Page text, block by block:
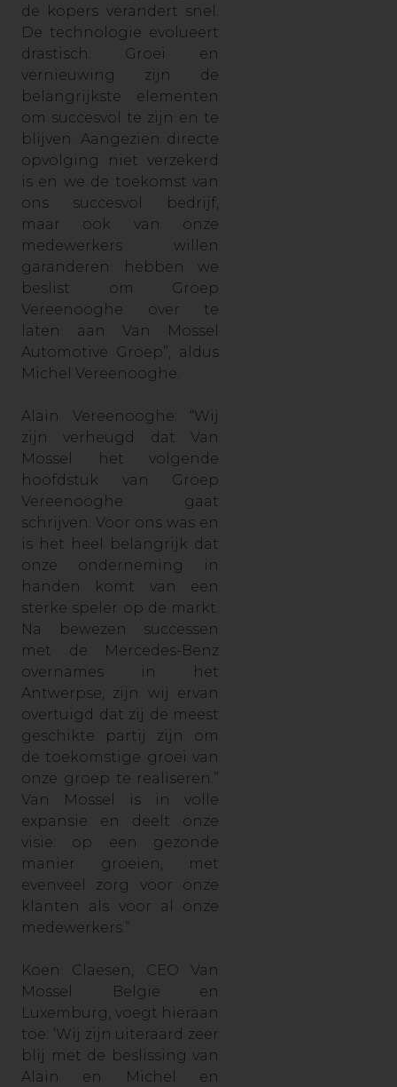
de kopers verandert snel.
De technologie evolueert
drastisch. Groei en
vernieuwing zijn de
belangrijkste elementen
om succesvol te zijn en te
blijven. Aangezien directe
opvolging niet verzekerd
is en we de toekomst van
ons succesvol bedrijf,
maar ook van onze
medewerkers willen
garanderen hebben we
beslist om Groep
Vereenooghe over te
laten aan Van Mossel
Automotive Groep”, aldus
Michel Vereenooghe.
Alain Vereenooghe: “Wij
zijn verheugd dat Van
Mossel het volgende
hoofdstuk van Groep
Vereenooghe gaat
schrijven. Voor ons was en
is het heel belangrijk dat
onze onderneming in
handen komt van een
sterke speler op de markt.
Na bewezen successen
met de Mercedes-Benz
overnames in het
Antwerpse, zijn wij ervan
overtuigd dat zij de meest
geschikte partij zijn om
de toekomstige groei van
onze groep te realiseren.”
Van Mossel is in volle
expansie en deelt onze
visie: op een gezonde
manier groeien, met
evenveel zorg voor onze
klanten als voor al onze
medewerkers.”
Koen Claesen, CEO Van
Mossel België en
Luxemburg, voegt hieraan
toe: ‘Wij zijn uiteraard zeer
blij met de beslissing van
Alain en Michel en